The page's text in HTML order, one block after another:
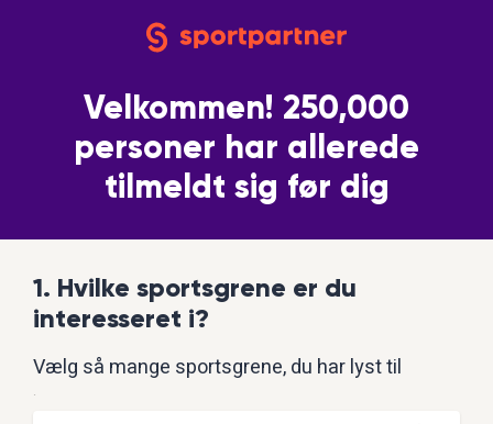
Velkommen! 250,000
personer har allerede
tilmeldt sig før dig
1. Hvilke sportsgrene er du
interesseret i?
Vælg så mange sportsgrene, du har lyst til
.